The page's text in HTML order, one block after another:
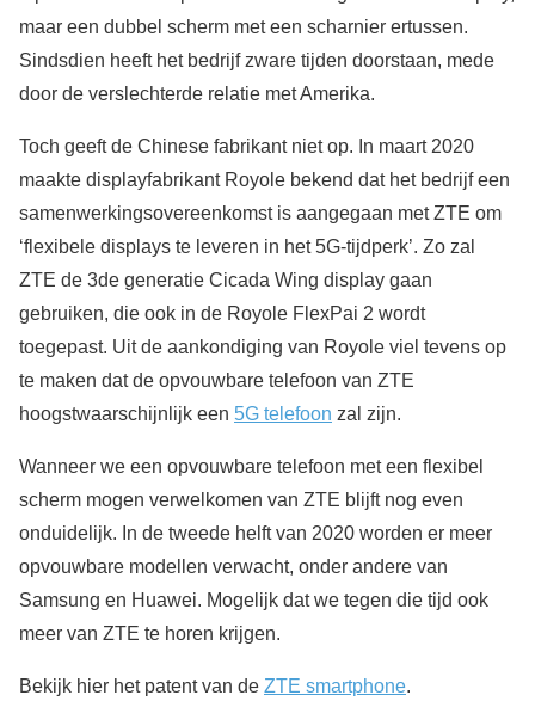
maar een dubbel scherm met een scharnier ertussen.
Sindsdien heeft het bedrijf zware tijden doorstaan, mede
door de verslechterde relatie met Amerika.
Toch geeft de Chinese fabrikant niet op. In maart 2020
maakte displayfabrikant Royole bekend dat het bedrijf een
samenwerkingsovereenkomst is aangegaan met ZTE om
‘flexibele displays te leveren in het 5G-tijdperk’. Zo zal
ZTE de 3de generatie Cicada Wing display gaan
gebruiken, die ook in de Royole FlexPai 2 wordt
toegepast. Uit de aankondiging van Royole viel tevens op
te maken dat de opvouwbare telefoon van ZTE
hoogstwaarschijnlijk een 5G telefoon zal zijn.
Wanneer we een opvouwbare telefoon met een flexibel
scherm mogen verwelkomen van ZTE blijft nog even
onduidelijk. In de tweede helft van 2020 worden er meer
opvouwbare modellen verwacht, onder andere van
Samsung en Huawei. Mogelijk dat we tegen die tijd ook
meer van ZTE te horen krijgen.
Bekijk hier het patent van de ZTE smartphone.